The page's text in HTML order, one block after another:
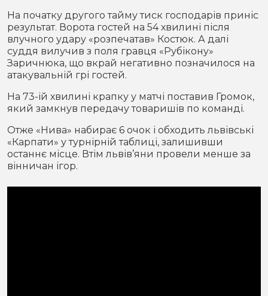
На початку другого тайму тиск господарів приніс
результат. Ворота гостей на 54 хвилині після
влучного удару «розпечатав» Костюк. А далі
суддя вилучив з поля гравця «Рубікону»
Заричнюка, що вкрай негативно позначилося на
атакувальній грі гостей.
На 73-ій хвилині крапку у матчі поставив Громок,
який замкнув передачу товаришів по команді.
Отже «Нива» набирає 6 очок і обходить львівські
«Карпати» у турнірній таблиці, залишивши
останнє місце. Втім львів’яни провели менше за
вінничан ігор.